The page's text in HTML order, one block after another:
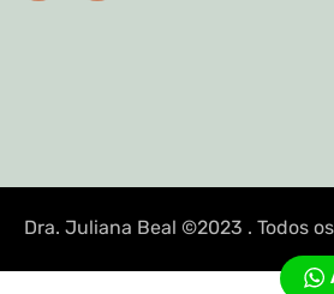
Dra. Juliana Beal ©2023 . Todos